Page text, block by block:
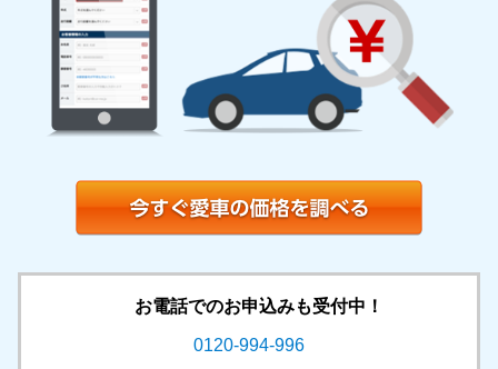
お電話でのお申込みも受付中！
0120-994-996